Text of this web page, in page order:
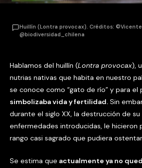
Huillín (Lontra provocax). Créditos: ©Vicente
@biodiversidad_chilena
Hablamos del huillín (Lontra provocax),
nutrias nativas que habita en nuestro
se conoce como “gato de río” y para el
simbolizaba vida y fertilidad. Sin
durante el siglo XX, la destrucción de
enfermedades introducidas, le hicieron
rango casi sagrado que pudiera ostentar.
Se estima que actualmente ya no